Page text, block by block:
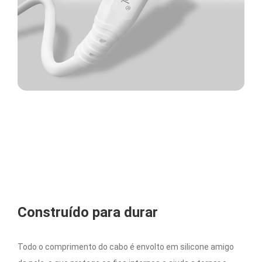
Construído para durar
Todo o comprimento do cabo é envolto em silicone amigo